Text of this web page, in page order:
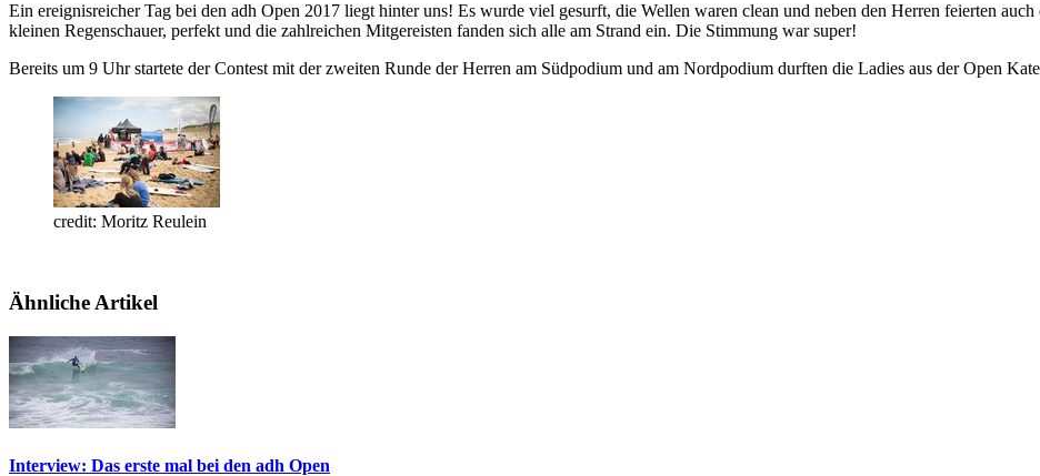
Ein ereignisreicher Tag bei den adh Open 2017 liegt hinter uns! Es wurde viel gesurft, die Wellen waren clean und neben den Herren feierten
kleinen Regenschauer, perfekt und die zahlreichen Mitgereisten fanden sich alle am Strand ein. Die Stimmung war super!
Bereits um 9 Uhr startete der Contest mit der zweiten Runde der Herren am Südpodium und am Nordpodium durften die Ladies aus der Open
credit: Moritz Reulein
Ähnliche Artikel
Interview: Das erste mal bei den adh Open